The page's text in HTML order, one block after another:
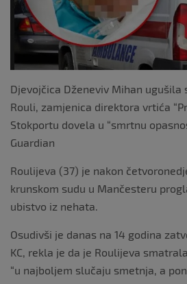
Djevojčica Dženeviv Mihan ugušila
Rouli, zamjenica direktora vrtića
Stokportu dovela u “smrtnu
Guardian
Roulijeva (37) je nakon
krunskom sudu u Mančesteru
ubistvo iz nehata.
Osudivši je danas na 14 godina
KC, rekla je da je Roulijeva
“u najboljem slučaju smetnja, a